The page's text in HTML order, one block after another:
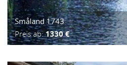
Småland 1743
Preis ab:1330 €